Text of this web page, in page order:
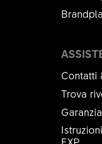
Contatti
Trova